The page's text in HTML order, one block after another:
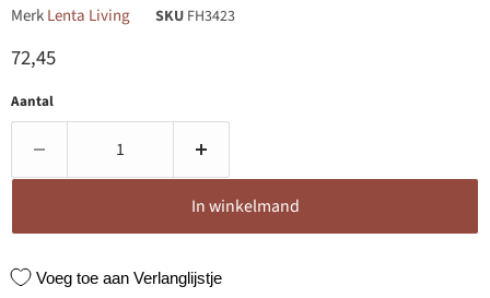
MerkLenta Living SKU FH3423
Huidige prijs
72,45
Aantal
In winkelmand
Voeg toe aan Verlanglijstje